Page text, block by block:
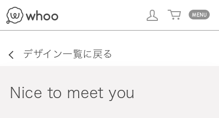
デザイン一覧に戻る
Nice to meet you